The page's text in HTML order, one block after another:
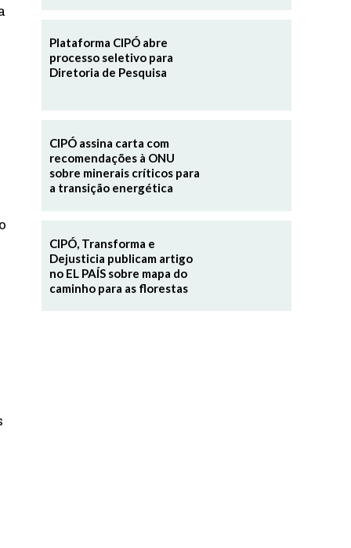
Plataforma CIPÓ abre
processo seletivo para
Diretoria de Pesquisa
CIPÓ assina carta com
recomendações à ONU
sobre minerais críticos para
a transição energética
CIPÓ, Transforma e
Dejusticia publicam artigo
no EL PAÍS sobre mapa do
caminho para as florestas